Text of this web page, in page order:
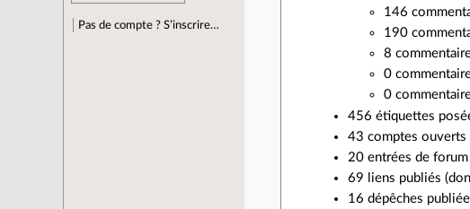
Pas de compte ? S’inscrire…
146
190
8
0
0
456 étiquettes
43 comptes ouverts
20 entrées de
69 liens publiés
16 dépêches